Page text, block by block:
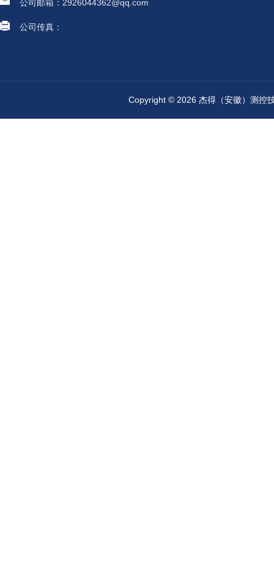
公司邮箱：2926044362@qq.com
公司传真：
Copyright © 2026 杰得（安徽）测